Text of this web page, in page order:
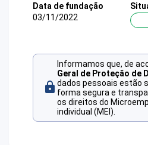
Data de fundação
03/11/2022
Informamos que, de
Geral de Proteção de
dados pessoais estão
forma segura e
os direitos do
individual (MEI).